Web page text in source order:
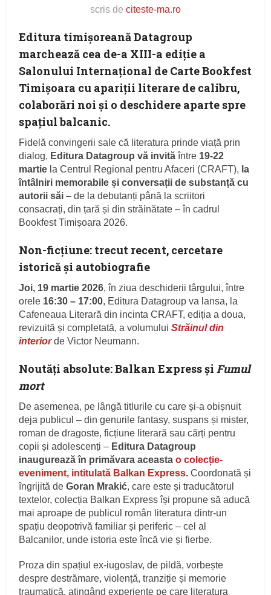
scris de citeste-ma.ro
Editura timișoreanăDatagroup
marchează cea de-a XIII-a ediție a
Salonului Internațional de CarteBookfest
Timișoara cu apariții literare de calibru,
colaborări noi și o deschidere aparte spre
spațiul balcanic.
Fidelă convingerii sale că literatura prinde viață prin
dialog, Editura Datagroup vă invităîntre 19-22
martie la Centrul Regional pentru Afaceri (CRAFT), la
întâlniri memorabile și conversații de substanță cu
autorii săi – de la debutanți până la scriitori
consacrați, din țară și din străinătate – în cadrul
Bookfest Timișoara 2026.
Non-ficțiune: trecut recent, cercetare
istorică și autobiografie
Joi, 19 martie 2026, în ziua deschiderii târgului, între
orele 16:30 – 17:00, Editura Datagroup va lansa, la
Cafeneaua Literară din incinta CRAFT, ediția a doua,
revizuită și completată, a volumuluiStrăinul din
interiorde Victor Neumann.
Noutăți absolute: Balkan Express șiFumul
mort
De asemenea, pe lângă titlurile cu care și-a obișnuit
deja publicul – din genurile fantasy, suspans și mister,
roman de dragoste, ficțiune literară sau cărți pentru
copii și adolescenți – Editura Datagroup
inaugurează în primăvara aceastao colecție-
eveniment, intitulată Balkan Express. Coordonată și
îngrijită deGoran Mrakić, care este și traducătorul
textelor, colecția Balkan Express își propune să aducă
mai aproape de publicul român literatura dintr-un
spațiu deopotrivă familiar și periferic – cel al
Balcanilor, unde istoria este încă vie și fierbe.
Proza din spațiul ex-iugoslav, de pildă, vorbește
despre destrămare, violență, tranziție și memorie
traumatică, atingând experiențe pe care literatura